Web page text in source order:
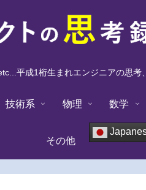
平成1桁生まれエンジニアの思考
技術系 物理 数学
その他